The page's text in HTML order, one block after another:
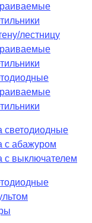
лестницу
светодиодные
с абажуром
с выключателем